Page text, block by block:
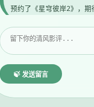
预约了《星穹彼岸2》，期
🍃 发送留言